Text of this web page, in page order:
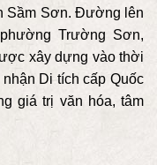
Sầm Sơn. Đường lên
Trường Sơn,
xây dựng vào thời
Di tích cấp Quốc
giá trị văn hóa, tâm